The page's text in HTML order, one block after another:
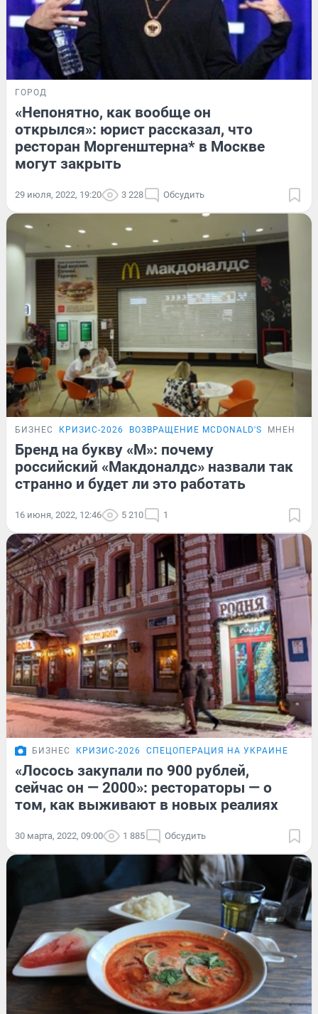
ГОРОД
«Непонятно, как вообще он
открылся»: юрист рассказал, что
ресторан Моргенштерна* в Москве
могут закрыть
29 июля, 2022, 19:20 3 228 Обсудить
БИЗНЕС КРИЗИС-2026 ВОЗВРАЩЕНИЕ MCDONALD'S МНЕНИЕ
Бренд на букву «М»: почему
российский «Макдоналдс» назвали так
странно и будет ли это работать
16 июня, 2022, 12:46 5 210 1
БИЗНЕС КРИЗИС-2026 СПЕЦОПЕРАЦИЯ НА УКРАИНЕ
«Лосось закупали по 900 рублей,
сейчас он — 2000»: рестораторы — о
том, как выживают в новых реалиях
30 марта, 2022, 09:00 1 885 Обсудить